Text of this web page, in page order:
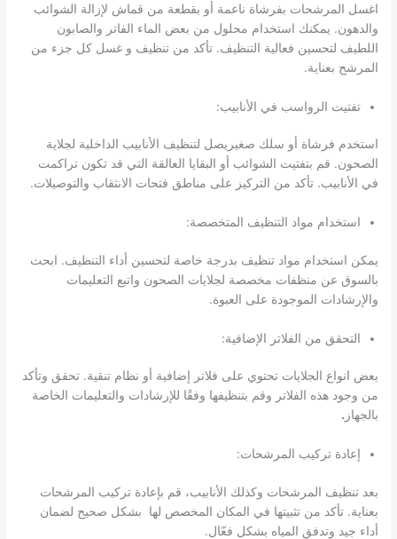
اغسل المرشحات بفرشاة ناعمة أو بقطعة من قماش لإزالة الشوائب
والدهون. يمكنك استخدام محلول من بعض الماء الفاتر والصابون
اللطيف لتحسين فعالية التنظيف. تأكد من تنظيف و غسل كل جزء من
المرشح بعناية.
تفتيت الرواسب في الأنابيب:
استخدم فرشاة أو سلك صغيريصل لتنظيف الأنابيب الداخلية لجلاية
الصحون. قم بتفتيت الشوائب أو البقايا العالقة التي قد تكون تراكمت
في الأنابيب. تأكد من التركيز على مناطق فتحات الانثقاب والتوصيلات.
استخدام مواد التنظيف المتخصصة:
يمكن استخدام مواد تنظيف بدرجة خاصة لتحسين أداء التنظيف. ابحث
بالسوق عن منظفات مخصصة لجلايات الصحون واتبع التعليمات
والإرشادات الموجودة على العبوة.
التحقق من الفلاتر الإضافية:
بعض انواع الجلايات تحتوي على فلاتر إضافية أو نظام تنقية. تحقق وتأكد
من وجود هذه الفلاتر وقم بتنظيفها وفقًا للإرشادات والتعليمات الخاصة
بالجهاز .
إعادة تركيب المرشحات:
بعد تنظيف المرشحات وكذلك الأنابيب، قم بإعادة تركيب المرشحات
بعناية. تأكد من تثبيتها في المكان المخصص لها بشكل صحيح لضمان
أداء جيد وتدفق المياه بشكل فعّال.